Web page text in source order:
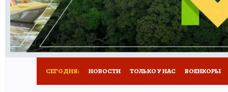
РАДИО КП РЕКЛАМА ТЕСТЫ НОВОЕ
СЕГОДНЯ: НОВОСТИ ТОЛЬКО У НАС ВОЕНКОРЫ